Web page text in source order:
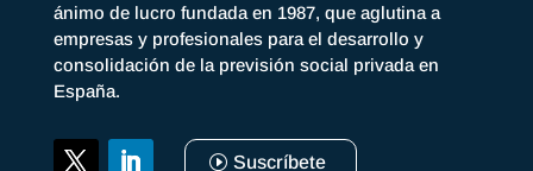
ánimo de lucro fundada en 1987, que aglutina a
empresas y profesionales para el desarrollo y
consolidación de la previsión social privada en
España.
Suscríbete